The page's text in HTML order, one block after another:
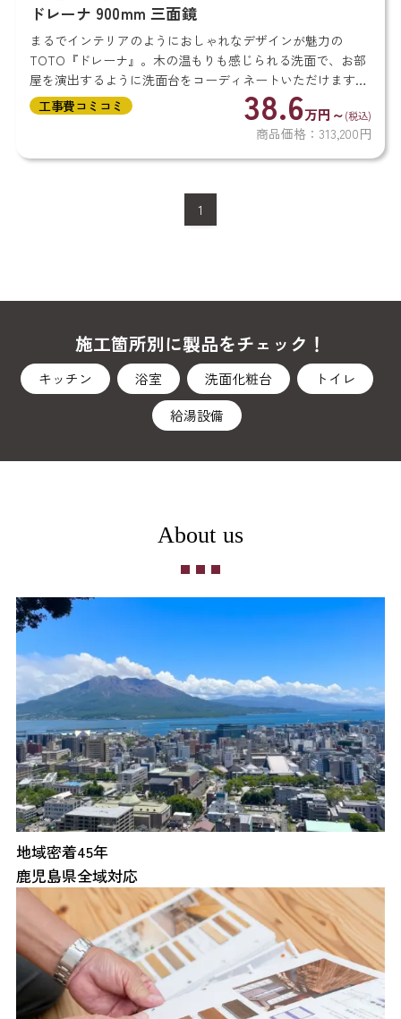
ドレーナ 900mm 三面鏡
まるでインテリアのようにおしゃれなデザインが魅力の
TOTO『ドレーナ』。木の温もりも感じられる洗面で、お部
屋を演出するように洗面台をコーディネートいただけます。
見た目がかわいいことはもちろん、機能性も兼ね備えている
TOTO『ドレーナ...
工事費コミコミ 38.6万円～(税込)
商品価格：313,200円
1
施工箇所別に製品をチェック！
キッチン 浴室 洗面化粧台
トイレ
給湯設備
About us
地域密着45年
鹿児島県全域対応